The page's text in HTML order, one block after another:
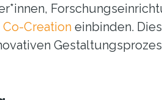
Co-Creation einbinden.